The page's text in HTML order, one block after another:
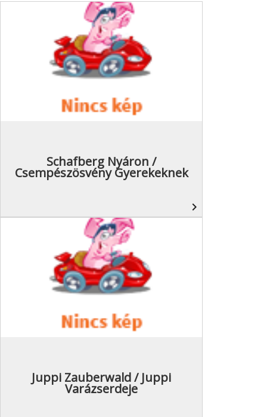
Schafberg Nyáron /
Csempészösvény Gyerekeknek
navigate_next
Juppi Zauberwald / Juppi
Varázserdeje